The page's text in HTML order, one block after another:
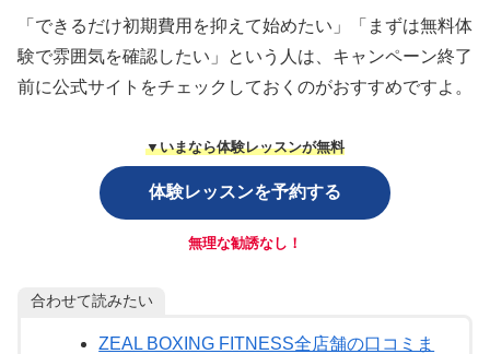
「できるだけ初期費用を抑えて始めたい」「まずは無料体
験で雰囲気を確認したい」という人は、キャンペーン終了
前に公式サイトをチェックしておくのがおすすめですよ。
▼いまなら体験レッスンが無料
体験レッスンを予約する
無理な勧誘なし！
合わせて読みたい
ZEAL BOXING FITNESS全店舗の口コミま